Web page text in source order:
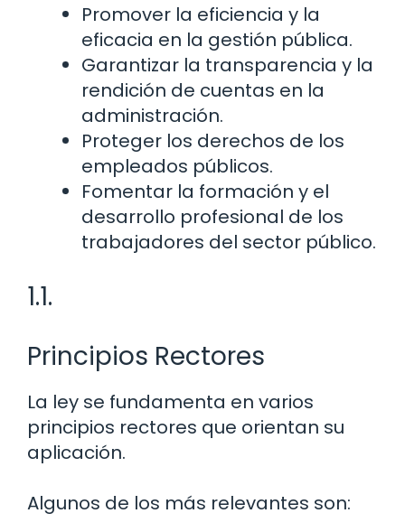
Promover la eficiencia y la
eficacia en la gestión pública.
Garantizar la transparencia y la
rendición de cuentas en la
administración.
Proteger los derechos de los
empleados públicos.
Fomentar la formación y el
desarrollo profesional de los
trabajadores del sector público.
1.1.
Principios Rectores
La ley se fundamenta en varios
principios rectores que orientan su
aplicación.
Algunos de los más relevantes son: